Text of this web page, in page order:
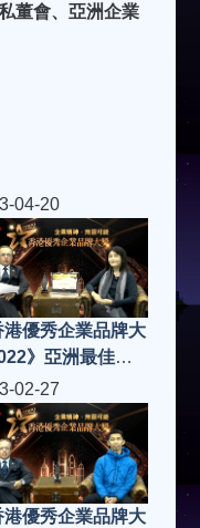
董會、亞洲企業
04-20
港優秀企業品牌大
》亞洲最佳瑜
學院金獎
02-27
港優秀企業品牌大